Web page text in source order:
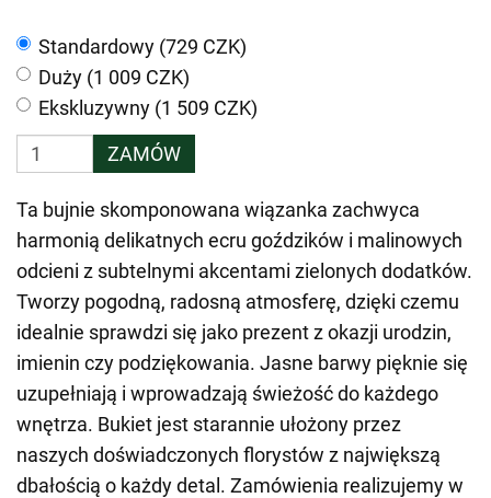
Standardowy (729 CZK)
Duży (1 009 CZK)
Ekskluzywny (1 509 CZK)
ZAMÓW
Ta bujnie skomponowana wiązanka zachwyca
harmonią delikatnych ecru goździków i malinowych
odcieni z subtelnymi akcentami zielonych dodatków.
Tworzy pogodną, radosną atmosferę, dzięki czemu
idealnie sprawdzi się jako prezent z okazji urodzin,
imienin czy podziękowania. Jasne barwy pięknie się
uzupełniają i wprowadzają świeżość do każdego
wnętrza. Bukiet jest starannie ułożony przez
naszych doświadczonych florystów z największą
dbałością o każdy detal. Zamówienia realizujemy w